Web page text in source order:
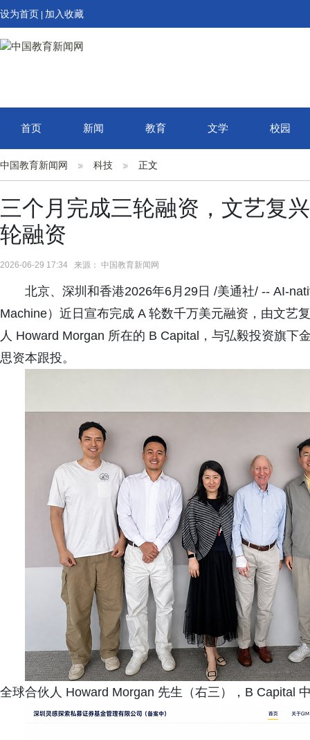
设为首页 加入收藏
首页 新闻 教育 文学 校园
中国教育新闻网 科技 正文
三个月完成三轮融资，文艺复
轮融资
2026-06-29 17:34 来源： 中国教育新闻网
北京、深圳和香港2026年6月29日 /美通社/ -- AI-
Machine）近日宣布完成 A 轮数千万美元融资，由文艺
人 Howard Morgan 所在的 B Capital，与弘毅投资旗下
思资本跟投。
全球合伙人 Howard Morgan 先生（右三），B Capital